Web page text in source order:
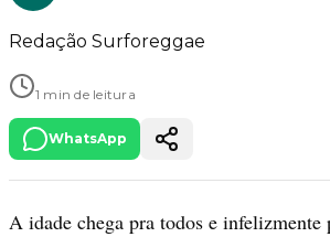
Redação Surforeggae
1 min de leitura
WhatsApp
A idade chega pra todos e infelizmente